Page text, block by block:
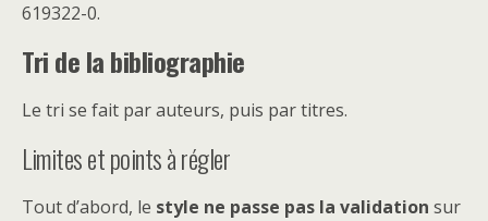
619322-0.
Tri de la bibliographie
Le tri se fait par auteurs, puis par titres.
Limites et points à régler
Tout d’abord, le style ne passe pas la validation sur